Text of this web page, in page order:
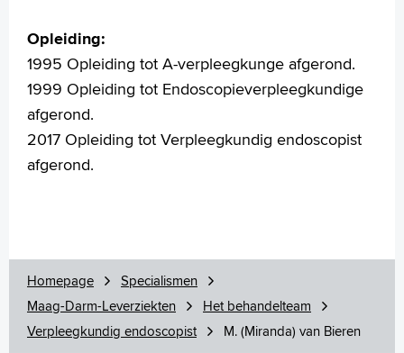
MijnASz
Voorleesfunctie
Language
Zoeken
Opleiding:
1995 Opleiding tot A-verpleegkunge afgerond.
1999 Opleiding tot Endoscopieverpleegkundige
afgerond.
2017 Opleiding tot Verpleegkundig endoscopist
afgerond.
Homepage
Specialismen
Maag-Darm-Leverziekten
Het behandelteam
Verpleegkundig endoscopist
M. (Miranda) van Bieren